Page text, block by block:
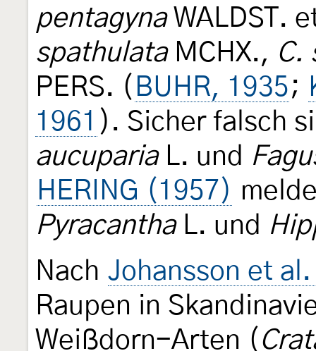
pentagynaWALDST.
spathulataMCHX., C.
PERS. ( BUHR, 1935;
1961 ). Sicher falsch
aucupariaL. und
HERING (1957)
PyracanthaL. und
Nach Johansson et
Raupen in
Weißdorn-Arten (